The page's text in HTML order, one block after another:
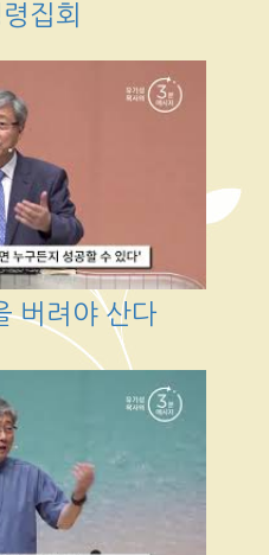
집회
버려야 산다